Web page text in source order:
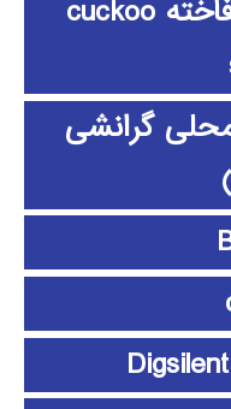
الگوریتم جستجوی فاخته cuckoo
گرانشی